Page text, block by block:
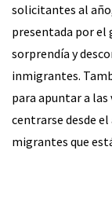
solicitantes al
presentada por el
sorprendía y
inmigrantes.
para apuntar a las
centrarse desde
migrantes que